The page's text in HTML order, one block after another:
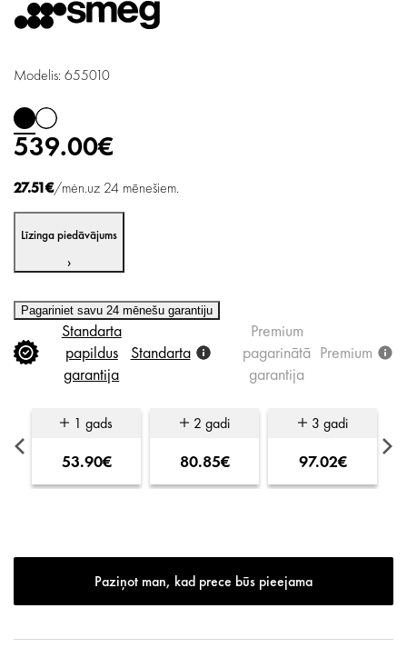
Modelis: 655010
539.00€
27.51€/mėn.uz 24 mēnešiem.
Līzinga piedāvājums
›
Pagariniet savu 24 mēnešu garantiju
Standarta
papildus
garantija
Standarta
Premium
pagarinātā
garantija
Premium
1 gads
53.90€
2 gadi
80.85€
3 gadi
97.02€
Paziņot man, kad prece būs pieejama